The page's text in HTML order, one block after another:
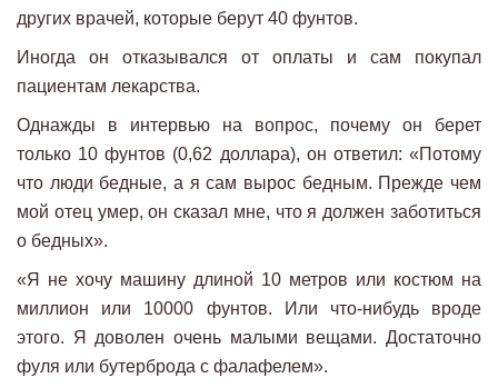
других врачей, которые берут 40 фунтов.
Иногда он отказывался от оплаты и сам покупал
пациентам лекарства.
Однажды в интервью на вопрос, почему он берет
только 10 фунтов (0,62 доллара), он ответил: «Потому
что люди бедные, а я сам вырос бедным. Прежде чем
мой отец умер, он сказал мне, что я должен заботиться
о бедных».
«Я не хочу машину длиной 10 метров или костюм на
миллион или 10000 фунтов. Или что-нибудь вроде
этого. Я доволен очень малыми вещами. Достаточно
фуля или бутерброда с фалафелем».